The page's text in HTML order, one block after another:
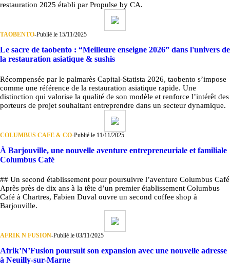
restauration 2025 établi par Propulse by CA.
TAOBENTO-Publié le 15/11/2025
Le sacre de taobento : “Meilleure enseigne 2026” dans l'univers de
la restauration asiatique & sushis
Récompensée par le palmarès Capital-Statista 2026, taobento s’impose
comme une référence de la restauration asiatique rapide. Une
distinction qui valorise la qualité de son modèle et renforce l’intérêt des
porteurs de projet souhaitant entreprendre dans un secteur dynamique.
COLUMBUS CAFE & CO-Publié le 11/11/2025
À Barjouville, une nouvelle aventure entrepreneuriale et familiale
Columbus Café
## Un second établissement pour poursuivre l’aventure Columbus Café
Après près de dix ans à la tête d’un premier établissement Columbus
Café à Chartres, Fabien Duval ouvre un second coffee shop à
Barjouville.
AFRIK N FUSION-Publié le 03/11/2025
Afrik’N’Fusion poursuit son expansion avec une nouvelle adresse
à Neuilly-sur-Marne